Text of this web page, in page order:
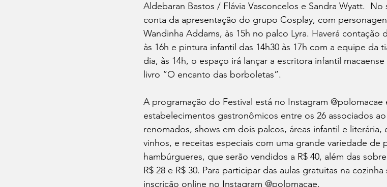
Aldebaran Bastos / Flávia Vasconcelos e Sandra Wyatt.
conta da apresentação do grupo Cosplay, com
Wandinha Addams, às 15h no palco Lyra. Haverá
às 16h e pintura infantil das 14h30 às 17h com a equipe da
dia, às 14h, o espaço irá lançar a escritora infantil
livro “O encanto das borboletas”.
A programação do Festival está no Instagram @polomacae
estabelecimentos gastronômicos entre os 26 associados
renomados, shows em dois palcos, áreas infantil e literária,
vinhos, e receitas especiais com uma grande variedade de
hambúrgueres, que serão vendidos a R$ 40, além das
R$ 28 e R$ 30. Para participar das aulas gratuitas na
inscrição online no Instagram @polomacae.